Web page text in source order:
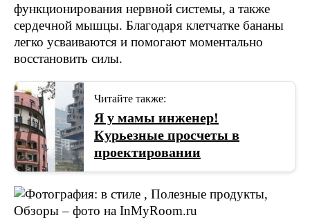
функционирования нервной системы, а также
сердечной мышцы. Благодаря клетчатке бананы
легко усваиваются и помогают моментально
восстановить силы.
Читайте также:
Я у мамы инженер!
Курьезные просчеты в
проектировании